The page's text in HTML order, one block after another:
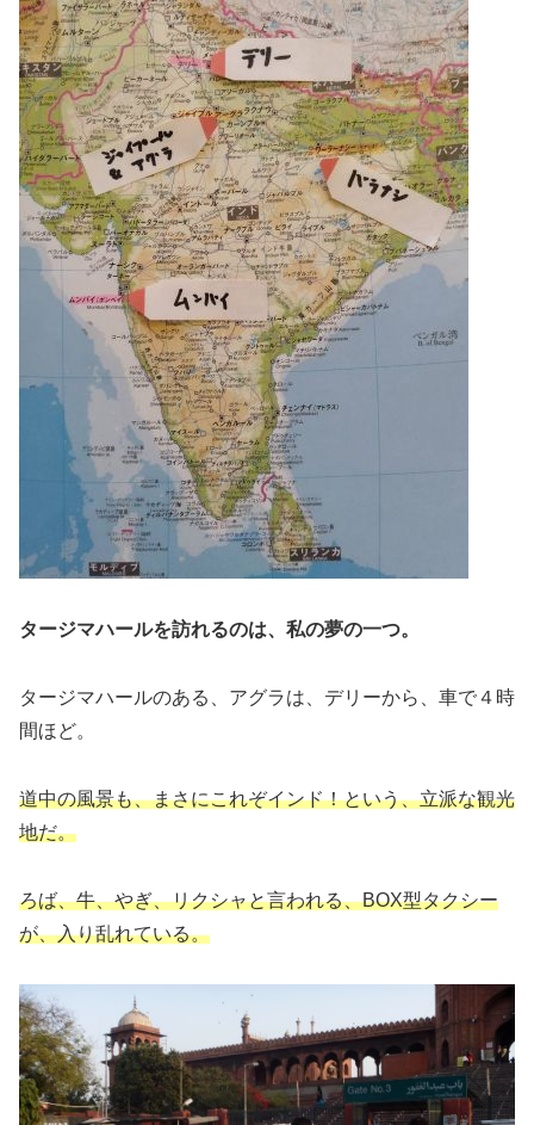
タージマハールを訪れるのは、私の夢の一つ。
タージマハールのある、アグラは、デリーから、車で４時
間ほど。
道中の風景も、まさにこれぞインド！という、立派な観光
地だ。
ろば、牛、やぎ、リクシャと言われる、BOX型タクシー
が、入り乱れている。